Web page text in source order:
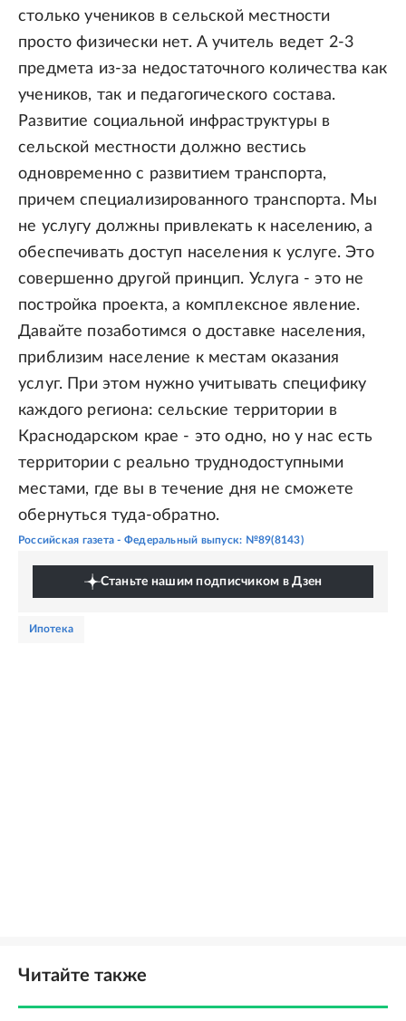
столько учеников в сельской местности
просто физически нет. А учитель ведет 2-3
предмета из-за недостаточного количества как
учеников, так и педагогического состава.
Развитие социальной инфраструктуры в
сельской местности должно вестись
одновременно с развитием транспорта,
причем специализированного транспорта. Мы
не услугу должны привлекать к населению, а
обеспечивать доступ населения к услуге. Это
совершенно другой принцип. Услуга - это не
постройка проекта, а комплексное явление.
Давайте позаботимся о доставке населения,
приблизим население к местам оказания
услуг. При этом нужно учитывать специфику
каждого региона: сельские территории в
Краснодарском крае - это одно, но у нас есть
территории с реально труднодоступными
местами, где вы в течение дня не сможете
обернуться туда-обратно.
Российская газета - Федеральный выпуск: №89(8143)
Станьте нашим подписчиком в Дзен
ипотека
Читайте также